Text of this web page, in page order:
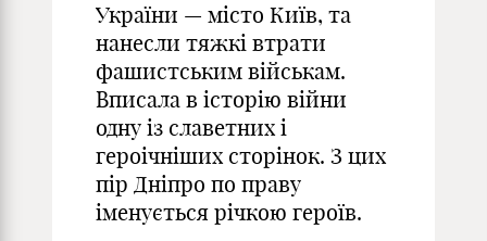
України — місто Київ, та
нанесли тяжкі втрати
фашистським військам.
Вписала в історію війни
одну із славетних і
героічніших сторінок. З цих
пір Дніпро по праву
іменується річкою героїв.